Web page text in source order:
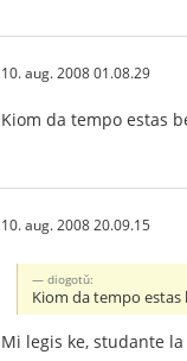
10. aug. 2008 01.08.29
Kiom da tempo estas
10. aug. 2008 20.09.15
diogotŭ:
Kiom da tempo
Mi legis ke, studante